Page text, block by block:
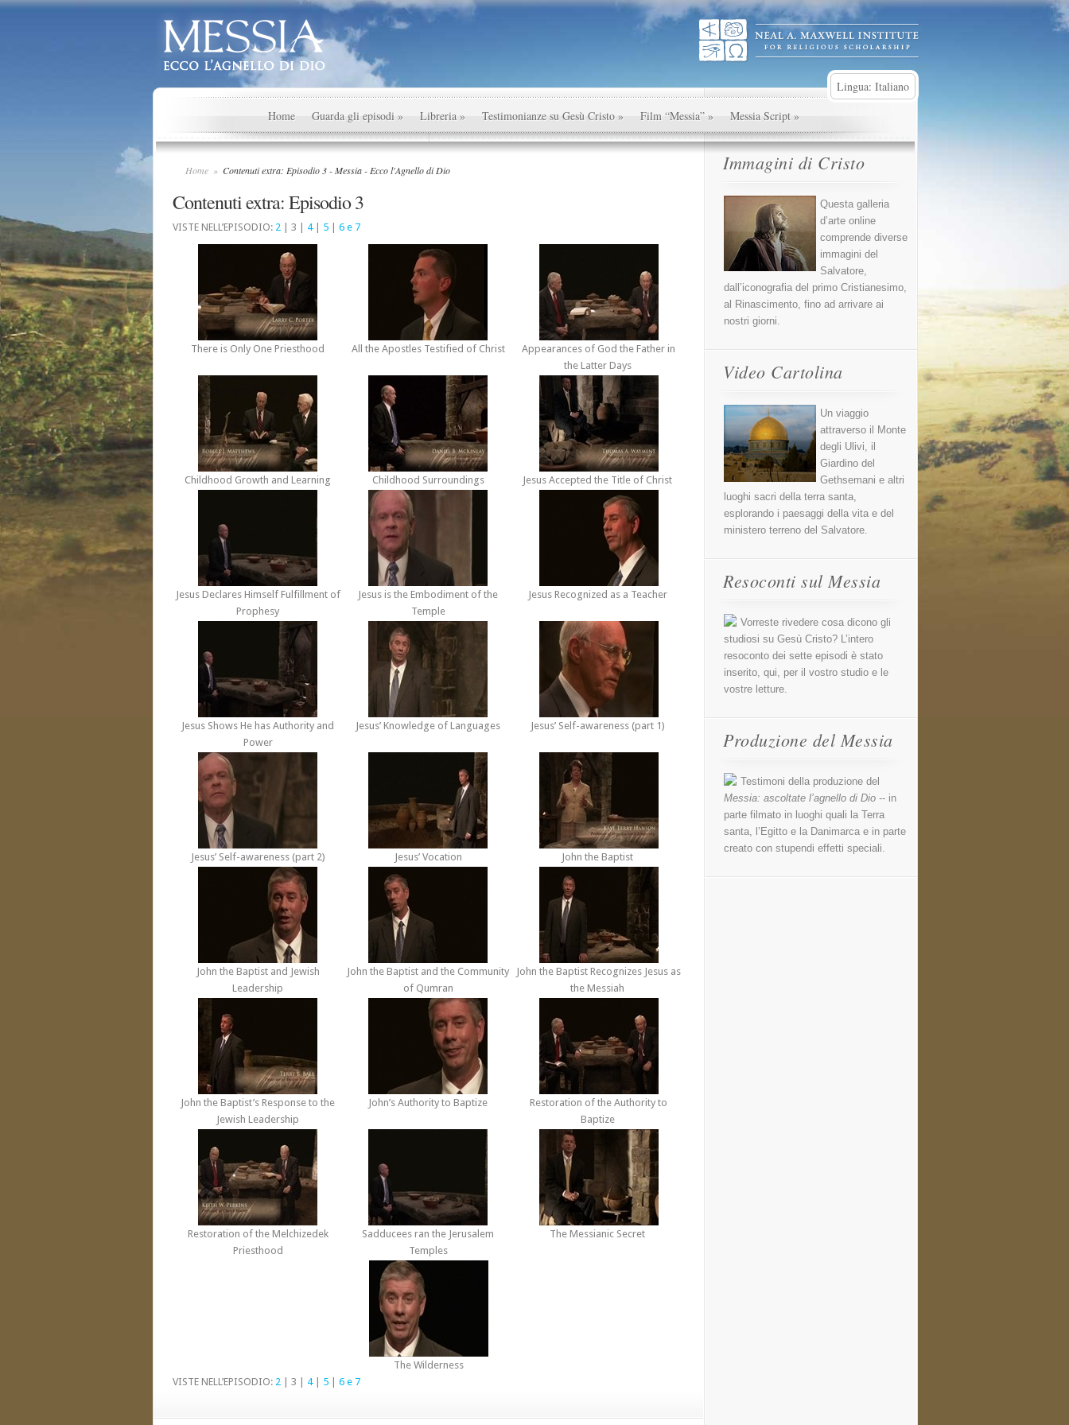
Lingua: Italiano
Home
Guarda gli episodi » Libreria » Testimonianze su Gesù Cristo » Film “Messia” » Messia Script »
Home » Contenuti extra: Episodio 3 - Messia - Ecco l'Agnello di Dio
Contenuti extra: Episodio 3
VISTE NELL’EPISODIO: 2 | 3 | 4| 5 6 e 7
There is Only One Priesthood All the Apostles Testified of Christ
Appearances of God the Father in
the Latter Days
Childhood Growth and Learning Childhood Surroundings Jesus Accepted the Title of Christ
Jesus Declares Himself Fulfillment of
Prophesy
Jesus is the Embodiment of the
Temple
Jesus Recognized as a Teacher
Jesus Shows He has Authority and
Power
Jesus’ Knowledge of Languages Jesus’ Self-awareness (part 1)
Jesus’ Self-awareness (part 2) Jesus’ Vocation John the Baptist
John the Baptist and Jewish
Leadership
John the Baptist and the Community
of Qumran
John the Baptist Recognizes Jesus as
the Messiah
John the Baptist’s Response to the
Jewish Leadership
John’s Authority to Baptize
Restoration of the Authority to
Baptize
Restoration of the Melchizedek
Priesthood
Sadducees ran the Jerusalem
Temples
The Messianic Secret
The Wilderness
VISTE NELL’EPISODIO: 2 | 3 | 4| 5 6 e 7
Immagini di Cristo
Questa galleria
d’arte online
comprende diverse
immagini del
Salvatore,
dall’iconografia del primo Cristianesimo,
al Rinascimento, fino ad arrivare ai
nostri giorni.
Video Cartolina
Un viaggio
attraverso il Monte
degli Ulivi, il
Giardino del
Gethsemani e altri
luoghi sacri della terra santa,
esplorando i paesaggi della vita e del
ministero terreno del Salvatore.
Resoconti sul Messia
Vorreste rivedere cosa dicono gli
studiosi su Gesù Cristo? L’intero
resoconto dei sette episodi è stato
inserito, qui, per il vostro studio e le
vostre letture.
Produzione del Messia
Testimoni della produzione del
Messia: ascoltate l’agnello di Dio -- in
parte filmato in luoghi quali la Terra
santa, l’Egitto e la Danimarca e in parte
creato con stupendi effetti speciali.